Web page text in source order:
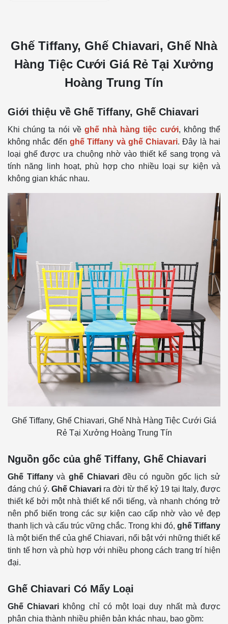
Ghế Tiffany, Ghế Chiavari, Ghế Nhà
Hàng Tiệc Cưới Giá Rẻ Tại Xưởng
Hoàng Trung Tín
Giới thiệu về Ghế Tiffany, Ghế Chiavari
Khi chúng ta nói về ghế nhà hàng tiệc cưới, không thể
không nhắc đến ghế Tiffany và ghế Chiavari. Đây là hai
loại ghế được ưa chuộng nhờ vào thiết kế sang trọng và
tính năng linh hoạt, phù hợp cho nhiều loại sự kiện và
không gian khác nhau.
Ghế Tiffany, Ghế Chiavari, Ghế Nhà Hàng Tiệc Cưới Giá
Rẻ Tại Xưởng Hoàng Trung Tín
Nguồn gốc của ghế Tiffany, Ghế Chiavari
Ghế Tiffanyvàghế Chiavariđều có nguồn gốc lịch sử
đáng chú ý.Ghế Chiavari ra đời từ thế kỷ 19 tại Italy, được
thiết kế bởi một nhà thiết kế nổi tiếng, và nhanh chóng trở
nên phổ biến trong các sự kiện cao cấp nhờ vào vẻ đẹp
thanh lịch và cấu trúc vững chắc. Trong khi đó, ghế Tiffany
là một biến thể của ghế Chiavari, nổi bật với những thiết kế
tinh tế hơn và phù hợp với nhiều phong cách trang trí hiện
đại.
Ghế Chiavari Có Mấy Loại
Ghế Chiavari không chỉ có một loại duy nhất mà được
phân chia thành nhiều phiên bản khác nhau, bao gồm: